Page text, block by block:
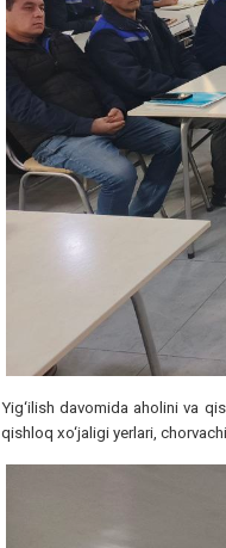
Yig‘ilish davomida aholini va
qishloq xo‘jaligi yerlari,